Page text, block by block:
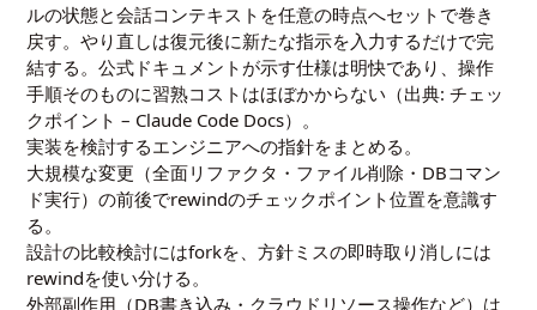
ルの状態と会話コンテキストを任意の時点へセットで巻き
戻す。やり直しは復元後に新たな指示を入力するだけで完
結する。公式ドキュメントが示す仕様は明快であり、操作
手順そのものに習熟コストはほぼかからない（出典:チェッ
クポイント – Claude Code Docs）。
実装を検討するエンジニアへの指針をまとめる。
大規模な変更（全面リファクタ・ファイル削除・DBコマン
ド実行）の前後でrewindのチェックポイント位置を意識す
る。
設計の比較検討にはforkを、方針ミスの即時取り消しには
rewindを使い分ける。
外部副作用（DB書き込み・クラウドリソース操作など）は